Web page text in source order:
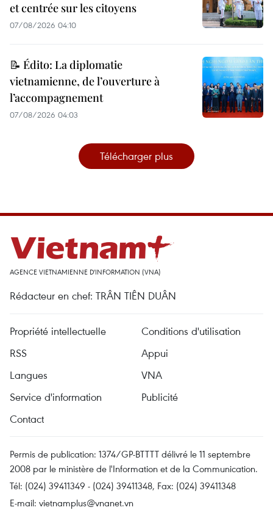
et centrée sur les citoyens
07/08/2026 04:10
📝 Édito: La diplomatie
vietnamienne, de l’ouverture à
l’accompagnement
07/08/2026 04:03
Télécharger plus
AGENCE VIETNAMIENNE D'INFORMATION (VNA)
Rédacteur en chef: TRÂN TIÊN DUÂN
Propriété intellectuelle
Conditions d'utilisation
RSS
Appui
Langues
VNA
Service d'information
Publicité
Contact
Permis de publication: 1374/GP-BTTTT délivré le 11 septembre
2008 par le ministère de l'Information et de la Communication.
Tél: (024) 39411349 - (024) 39411348, Fax: (024) 39411348
E-mail: vietnamplus@vnanet.vn